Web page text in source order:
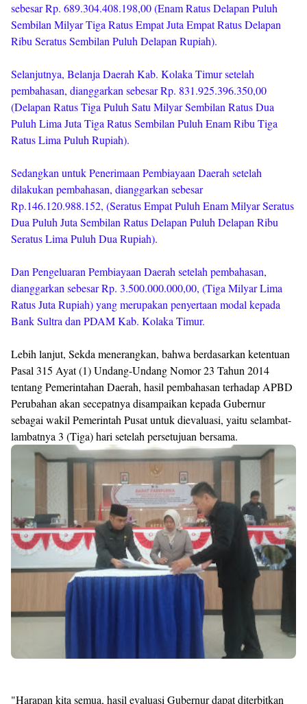
sebesar Rp. 689.304.408.198,00 (Enam Ratus Delapan Puluh
Sembilan Milyar Tiga Ratus Empat Juta Empat Ratus Delapan
Ribu Seratus Sembilan Puluh Delapan Rupiah).
Selanjutnya, Belanja Daerah Kab. Kolaka Timur setelah
pembahasan, dianggarkan sebesar Rp. 831.925.396.350,00
(Delapan Ratus Tiga Puluh Satu Milyar Sembilan Ratus Dua
Puluh Lima Juta Tiga Ratus Sembilan Puluh Enam Ribu Tiga
Ratus Lima Puluh Rupiah).
Sedangkan untuk Penerimaan Pembiayaan Daerah setelah
dilakukan pembahasan, dianggarkan sebesar
Rp.146.120.988.152, (Seratus Empat Puluh Enam Milyar Seratus
Dua Puluh Juta Sembilan Ratus Delapan Puluh Delapan Ribu
Seratus Lima Puluh Dua Rupiah).
Dan Pengeluaran Pembiayaan Daerah setelah pembahasan,
dianggarkan sebesar Rp. 3.500.000.000,00, (Tiga Milyar Lima
Ratus Juta Rupiah) yang merupakan penyertaan modal kepada
Bank Sultra dan PDAM Kab. Kolaka Timur.
Lebih lanjut, Sekda menerangkan, bahwa berdasarkan ketentuan
Pasal 315 Ayat (1) Undang-Undang Nomor 23 Tahun 2014
tentang Pemerintahan Daerah, hasil pembahasan terhadap APBD
Perubahan akan secepatnya disampaikan kepada Gubernur
sebagai wakil Pemerintah Pusat untuk dievaluasi, yaitu selambat-
lambatnya 3 (Tiga) hari setelah persetujuan bersama.
"Harapan kita semua, hasil evaluasi Gubernur dapat diterbitkan